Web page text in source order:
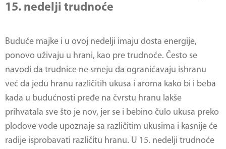
15. nedelji trudnoće
Buduće majke i u ovoj nedelji imaju dosta energije,
ponovo uživaju u hrani, kao pre trudnoće. Često se
navodi da trudnice ne smeju da ograničavaju ishranu
već da jedu hranu različitih ukusa i aroma kako bi i beba
kada u budućnosti pređe na čvrstu hranu lakše
prihvatala sve što je nov, jer se i bebino čulo ukusa preko
plodove vode upoznaje sa različitim ukusima i kasnije će
radije isprobavati različitu hranu. U 15. nedelji trudnoće